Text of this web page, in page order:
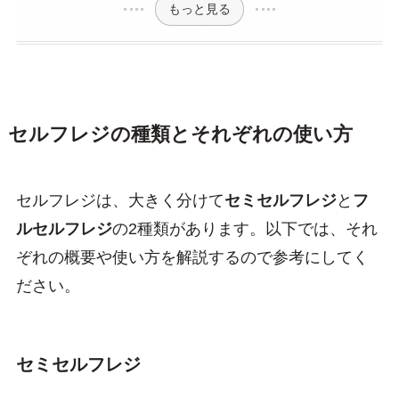
もっと見る
セルフレジの種類とそれぞれの使い方
セルフレジは、大きく分けてセミセルフレジと フ
ルセルフレジの2種類があります。以下では、それ
ぞれの概要や使い方を解説するので参考にしてく
ださい。
セミセルフレジ